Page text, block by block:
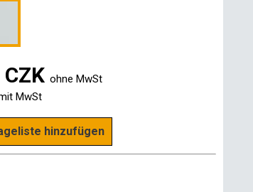
ohne MwSt
MwSt
hinzufügen